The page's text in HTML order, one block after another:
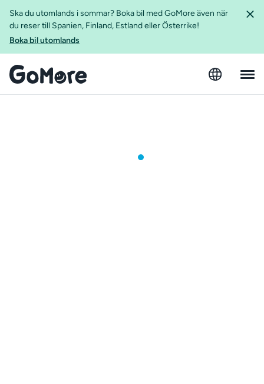
Ska du utomlands i sommar? Boka bil med GoMore även när
du reser till Spanien, Finland, Estland eller Österrike!
Boka bil utomlands